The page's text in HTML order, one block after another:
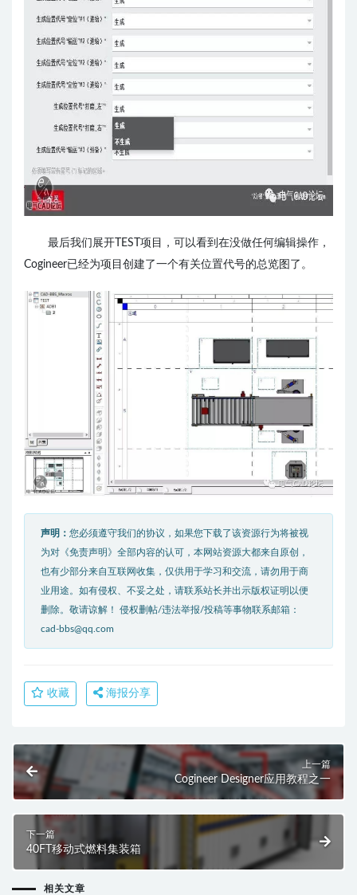
最后我们展开TEST项目，可以看到在没做任何编辑操作，
Cogineer已经为项目创建了一个有关位置代号的总览图了。
声明： 您必须遵守我们的协议，如果您下载了该资源行为将被视
为对《免责声明》全部内容的认可，本网站资源大都来自原创，
也有少部分来自互联网收集，仅供用于学习和交流，请勿用于商
业用途。如有侵权、不妥之处，请联系站长并出示版权证明以便
删除。敬请谅解！ 侵权删帖/违法举报/投稿等事物联系邮箱：
cad-bbs@qq.com
收藏 海报分享
上一篇
Cogineer Designer应用教程之一
下一篇
40FT移动式燃料集装箱
相关文章